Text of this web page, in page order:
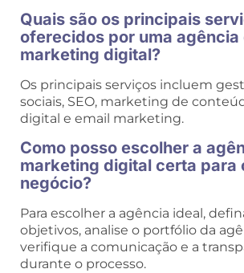
Quais são os principais
oferecidos por uma agência
marketing digital?
Os principais serviços incluem
sociais, SEO, marketing de
digital e email marketing.
Como posso escolher a
marketing digital certa para
negócio?
Para escolher a agência ideal,
objetivos, analise o portfólio da
verifique a comunicação e a
durante o processo.